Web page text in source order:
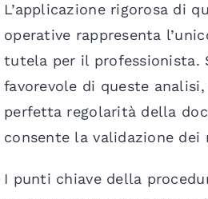
L’applicazione rigorosa di
operative rappresenta
tutela per il professionista.
favorevole di queste
perfetta regolarità della
consente la validazione dei
I punti chiave della